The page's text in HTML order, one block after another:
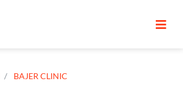
BAJER CLINIC